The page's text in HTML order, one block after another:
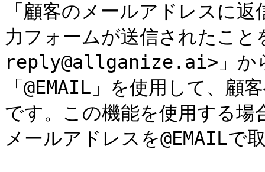
「顧客のメールアドレスに
力フォームが送信されたこ
reply@allganize.ai>」から
「@EMAIL」を使用して、
です。この機能を使用する
メールアドレスを@EMAILで